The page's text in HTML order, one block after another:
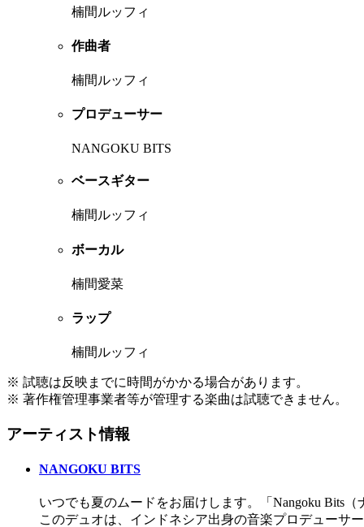
楠間ルッフィ
作曲者
楠間ルッフィ
プロデューサー
NANGOKU BITS
ベースギター
楠間ルッフィ
ボーカル
楠間愛菜
ラップ
楠間ルッフィ
※ 試聴は反映までに時間がかかる場合があります。
※ 著作権管理事業者等が管理する楽曲は試聴できません。
アーティスト情報
NANGOKU BITS
いつでも夏のムードをお届けします。「Nangoku Bits
このデュオは、インドネシア出身の音楽プロデューサ